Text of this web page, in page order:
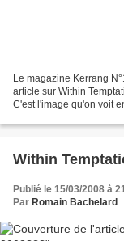
Le magazine Kerrang
article sur Within
C'est l'image qu'on voit
Within
Publié le 15/03/2008 à
Par Romain Bachelard